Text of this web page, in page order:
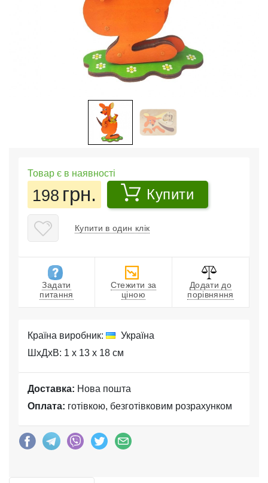
Товар є в наявності
198 грн. Купити
Купити в один клік
Задати
питання
Стежити за
ціною
Додати до
порівняння
Країна виробник:
Україна
ШхДхВ: 1 x 13 x 18 см
Доставка: Нова пошта
Оплата: готівкою, безготівковим розрахунком